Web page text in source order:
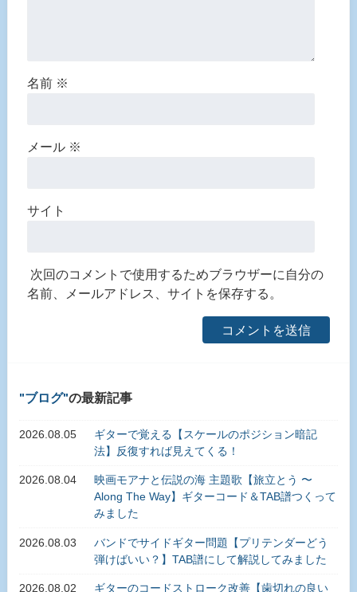
名前 ※
メール ※
サイト
次回のコメントで使用するためブラウザーに自分の
名前、メールアドレス、サイトを保存する。
ブログ の最新記事
2026.08.05
ギターで覚える【スケールのポジション暗記
法】反復すれば見えてくる！
2026.08.04
映画モアナと伝説の海 主題歌【旅立とう 〜
Along The Way】ギターコード＆TAB譜つくって
みました
2026.08.03
バンドでサイドギター問題【プリテンダーどう
弾けばいい？】TAB譜にして解説してみました
2026.08.02
ギターのコードストローク改善【歯切れの良い